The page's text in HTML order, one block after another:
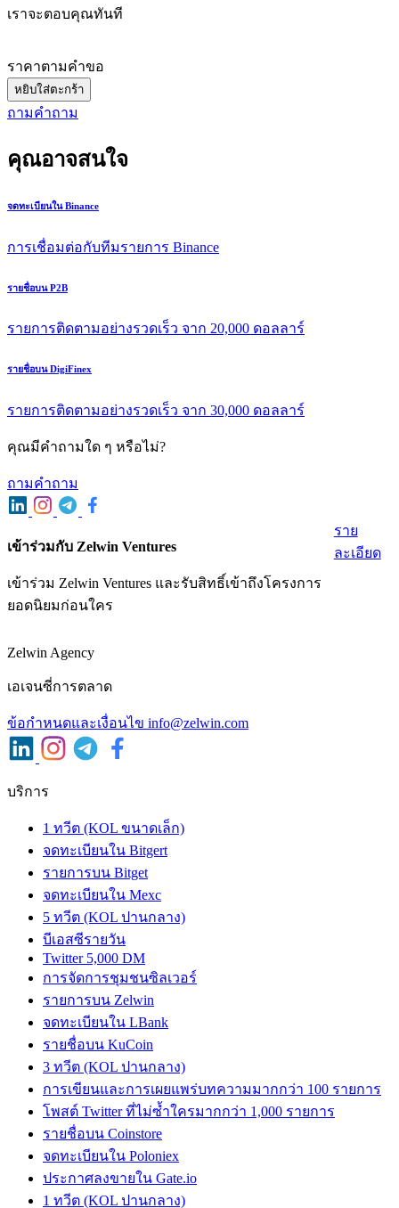
เราจะตอบคุณทันที
ราคาตามคําขอ
หยิบใส่ตะกร้า
ถามคําถาม
คุณอาจสนใจ
จดทะเบียนใน Binance
การเชื่อมต่อกับทีมรายการ Binance
รายชื่อบน P2B
รายการติดตามอย่างรวดเร็ว จาก 20,000 ดอลลาร์
รายชื่อบน DigiFinex
รายการติดตามอย่างรวดเร็ว จาก 30,000 ดอลลาร์
คุณมีคําถามใด ๆ หรือไม่?
ถามคําถาม
เข้าร่วมกับ Zelwin Ventures
เข้าร่วม Zelwin Ventures และรับสิทธิ์เข้าถึงโครงการ
ยอดนิยมก่อนใคร
ราย
ละเอียด
Zelwin Agency
เอเจนซี่การตลาด
ข้อกําหนดและเงื่อนไข info@zelwin.com
บริการ
1 ทวีต (KOL ขนาดเล็ก)
จดทะเบียนใน Bitgert
รายการบน Bitget
จดทะเบียนใน Mexc
5 ทวีต (KOL ปานกลาง)
บีเอสซีรายวัน
Twitter 5,000 DM
การจัดการชุมชนซิลเวอร์
รายการบน Zelwin
จดทะเบียนใน LBank
รายชื่อบน KuCoin
3 ทวีต (KOL ปานกลาง)
การเขียนและการเผยแพร่บทความมากกว่า 100 รายการ
โพสต์ Twitter ที่ไม่ซ้ำใครมากกว่า 1,000 รายการ
รายชื่อบน Coinstore
จดทะเบียนใน Poloniex
ประกาศลงขายใน Gate.io
1 ทวีต (KOL ปานกลาง)